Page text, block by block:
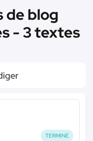
de blog
- 3 textes
TERMINÉ